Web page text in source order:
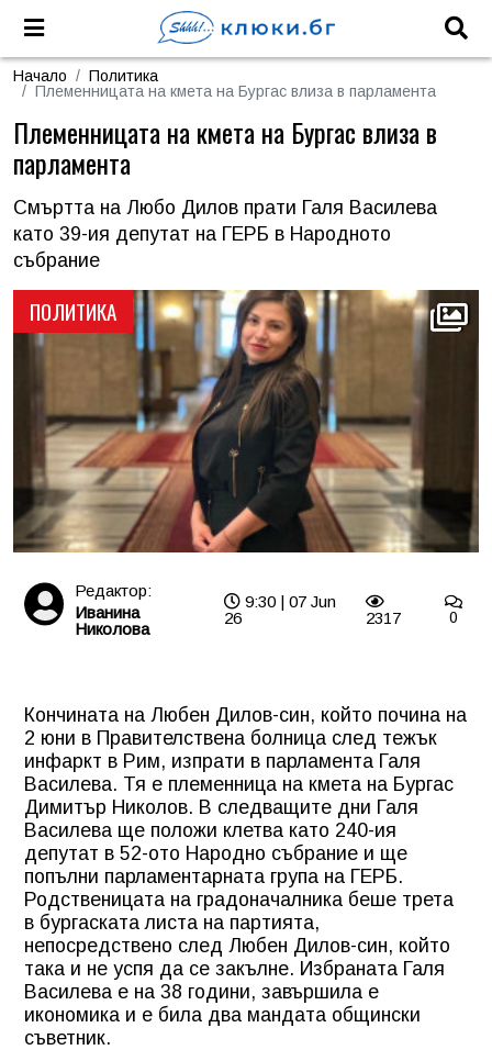
Начало
Политика
Племенницата на кмета на Бургас влиза в парламента
ПОЛИТИКА
Племенницата на кмета на Бургас влиза в
парламента
Смъртта на Любо Дилов прати Галя Василева
като 39-ия депутат на ГЕРБ в Народното
събрание
Редактор:
Иванина
Николова
9:30 | 07 Jun
26
2317 0
Кончината на Любен Дилов-син, който почина на
2 юни в Правителствена болница след тежък
инфаркт в Рим, изпрати в парламента Галя
Василева. Тя е племенница на кмета на Бургас
Димитър Николов. В следващите дни Галя
Василева ще положи клетва като 240-ия
депутат в 52-ото Народно събрание и ще
попълни парламентарната група на ГЕРБ.
Родственицата на градоначалника беше трета
в бургаската листа на партията,
непосредствено след Любен Дилов-син, който
така и не успя да се закълне. Избраната Галя
Василева е на 38 години, завършила е
икономика и е била два мандата общински
съветник.